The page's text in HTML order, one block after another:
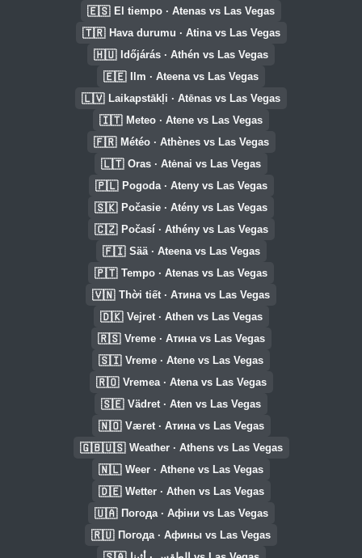
🇪🇸 El tiempo · Atenas vs Las Vegas
🇹🇷 Hava durumu · Atina vs Las Vegas
🇭🇺 Időjárás · Athén vs Las Vegas
🇪🇪 Ilm · Ateena vs Las Vegas
🇱🇻 Laikapstākļi · Atēnas vs Las Vegas
🇮🇹 Meteo · Atene vs Las Vegas
🇫🇷 Météo · Athènes vs Las Vegas
🇱🇹 Oras · Atėnai vs Las Vegas
🇵🇱 Pogoda · Ateny vs Las Vegas
🇸🇰 Počasie · Atény vs Las Vegas
🇨🇿 Počasí · Athény vs Las Vegas
🇫🇮 Sää · Ateena vs Las Vegas
🇵🇹 Tempo · Atenas vs Las Vegas
🇻🇳 Thời tiết · Атина vs Las Vegas
🇩🇰 Vejret · Athen vs Las Vegas
🇷🇸 Vreme · Атина vs Las Vegas
🇸🇮 Vreme · Atene vs Las Vegas
🇷🇴 Vremea · Atena vs Las Vegas
🇸🇪 Vädret · Aten vs Las Vegas
🇳🇴 Været · Атина vs Las Vegas
🇬🇧🇺🇸 Weather · Athens vs Las Vegas
🇳🇱 Weer · Athene vs Las Vegas
🇩🇪 Wetter · Athen vs Las Vegas
🇺🇦 Погода · Афіни vs Las Vegas
🇷🇺 Погода · Афины vs Las Vegas